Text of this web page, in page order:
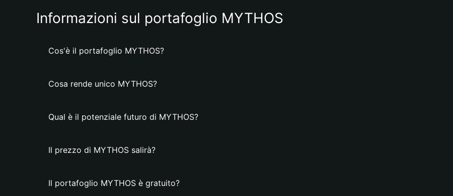
Informazioni sul portafoglio MYTHOS
Cos'è il portafoglio MYTHOS?
Cosa rende unico MYTHOS?
Qual è il potenziale futuro di MYTHOS?
Il prezzo di MYTHOS salirà?
Il portafoglio MYTHOS è gratuito?